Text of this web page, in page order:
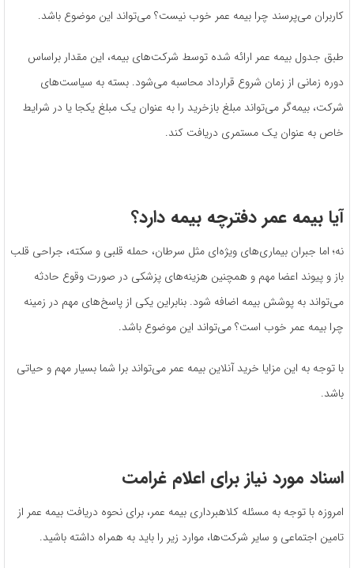
کاربران می‌پرسند چرا بیمه عمر خوب نیست؟ می‌تواند این موضوع باشد.
طبق جدول بیمه عمر ارائه‌ شده توسط شرکت‌های بیمه، این مقدار براساس
دوره زمانی از زمان شروع قرارداد محاسبه می‌شود. بسته به سیاست‌های
شرکت، بیمه‌گر می‌تواند مبلغ بازخرید را به عنوان یک مبلغ یکجا یا در شرایط
خاص به عنوان یک مستمری دریافت کند.
آیا بیمه عمر دفترچه بیمه دارد؟
نه؛ اما جبران بیماری‌های ویژه‌ای مثل سرطان، حمله قلبی و سکته، جراحی قلب
باز و پیوند اعضا مهم و همچنین هزینه‌های پزشکی در صورت وقوع حادثه
می‌تواند به پوشش بیمه اضافه شود. بنابراین یکی از پاسخ‌های مهم در زمینه
چرا بیمه عمر خوب است؟ می‌تواند این موضوع باشد.
با توجه به این مزایا خرید آنلاین بیمه عمر می‌تواند برا شما بسیار مهم و حیاتی
باشد.
اسناد مورد نیاز برای اعلام غرامت
امروزه با توجه به مسئله کلاهبرداری بیمه عمر، برای نحوه دریافت بیمه عمر از
تامین اجتماعی و سایر شرکت‌ها، موارد زیر را باید به همراه داشته باشید.